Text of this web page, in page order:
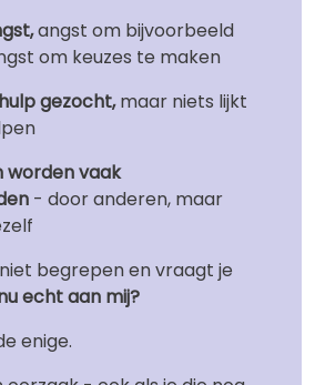
angst om bijvoorbeeld
om keuzes te maken
gezocht,maar niets lijkt
worden vaak
- door anderen, maar
begrepen en vraagt je
echt aan mij?
enige.